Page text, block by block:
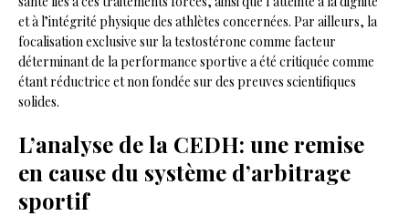
et à l’intégrité physique des athlètes concernées. Par ailleurs, la
focalisation exclusive sur la testostérone comme facteur
déterminant de la performance sportive a été critiquée comme
étant réductrice et non fondée sur des preuves scientifiques
solides.
L’analyse de la CEDH: une remise
en cause du système d’arbitrage
sportif